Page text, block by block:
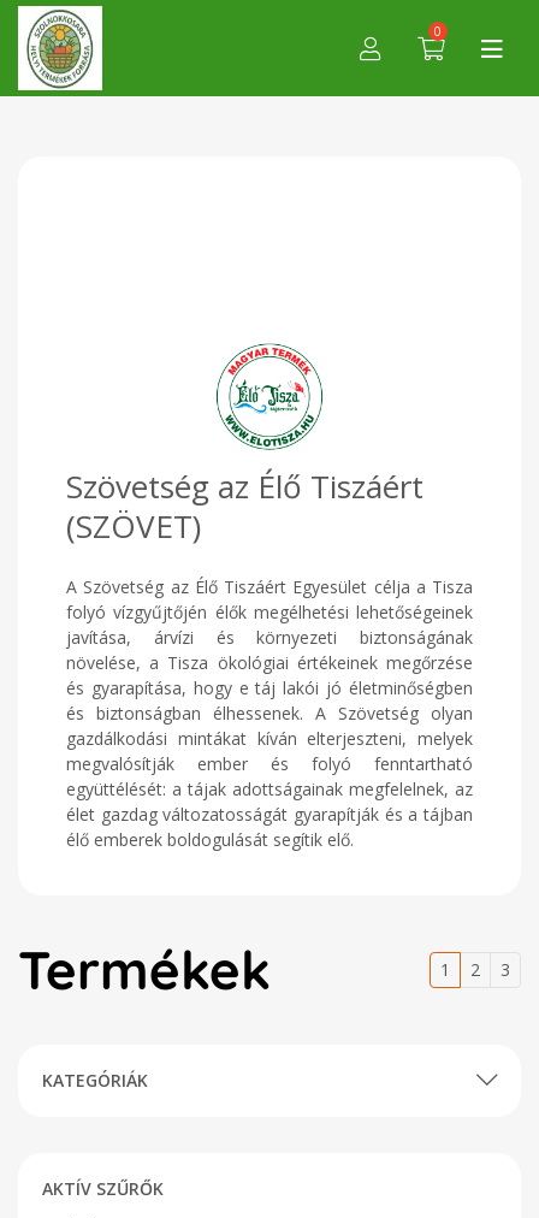
0
Szövetség az Élő Tiszáért
(SZÖVET)
A Szövetség az Élő Tiszáért Egyesület célja a Tisza
folyó vízgyűjtőjén élők megélhetési lehetőségeinek
javítása, árvízi és környezeti biztonságának
növelése, a Tisza ökológiai értékeinek megőrzése
és gyarapítása, hogy e táj lakói jó életminőségben
és biztonságban élhessenek. A Szövetség olyan
gazdálkodási mintákat kíván elterjeszteni, melyek
megvalósítják ember és folyó fenntartható
együttélését: a tájak adottságainak megfelelnek, az
élet gazdag változatosságát gyarapítják és a tájban
élő emberek boldogulását segítik elő.
Termékek 1 2 3
KATEGÓRIÁK
AKTÍV SZŰRŐK